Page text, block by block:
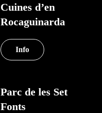
Cuines d’en
Rocaguinarda
Info
Parc de les Set
Fonts